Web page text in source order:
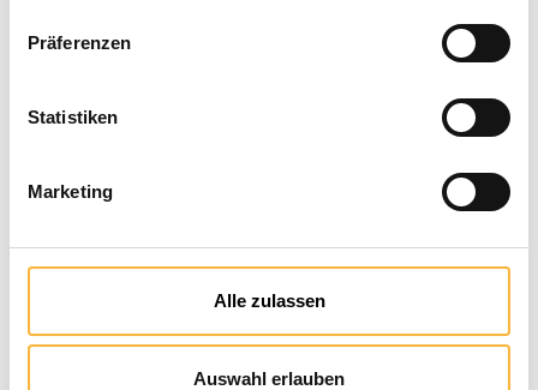
Präferenzen
Statistiken
Marketing
Alle zulassen
Auswahl erlauben